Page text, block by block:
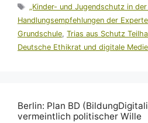
Schlagwörter
„Kinder- und Jugendschutz in
Handlungsempfehlungen der
Grundschule, Trias aus Schutz
Deutsche Ethikrat und digitale
Berlin: Plan BD
vermeintlich politischer Wille